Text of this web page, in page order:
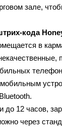
зале,
кода
в
до 12 часов,
через